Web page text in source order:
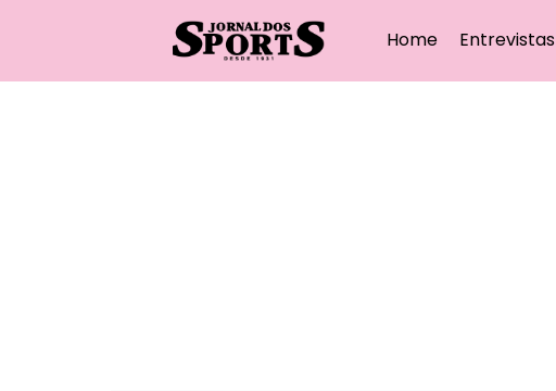
Home Entrevistas